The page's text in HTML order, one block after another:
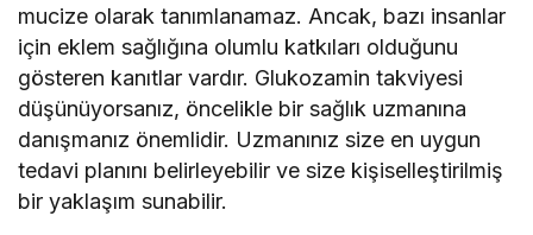
mucize olarak tanımlanamaz. Ancak, bazı insanlar
için eklem sağlığına olumlu katkıları olduğunu
gösteren kanıtlar vardır. Glukozamin takviyesi
düşünüyorsanız, öncelikle bir sağlık uzmanına
danışmanız önemlidir. Uzmanınız size en uygun
tedavi planını belirleyebilir ve size kişiselleştirilmiş
bir yaklaşım sunabilir.